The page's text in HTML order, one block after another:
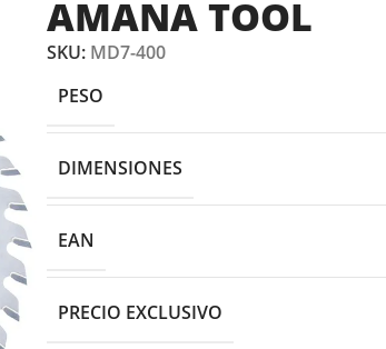
AMANA TOOL
SKU: MD7-400
PESO
DIMENSIONES
EAN
PRECIO EXCLUSIVO